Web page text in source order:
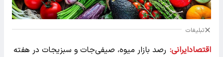
تبلیغات
اقتصادایرانی: رصد بازار میوه، صیفی‌جات و سبزیجات در هفته